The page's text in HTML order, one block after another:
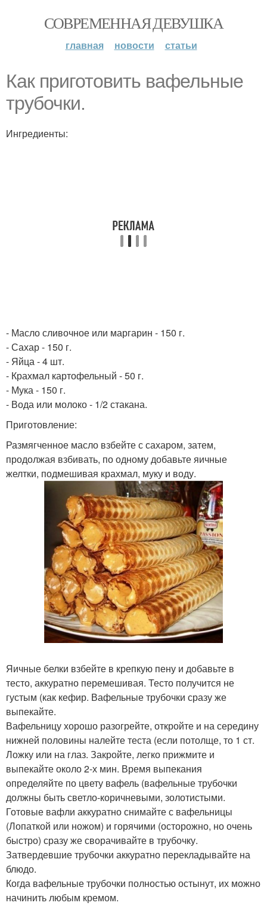
СОВРЕМЕННАЯ ДЕВУШКА
главная новости статьи
Как приготовить вафельные
трубочки.
Ингредиенты:
- Масло сливочное или маргарин - 150 г.
- Сахар - 150 г.
- Яйца - 4 шт.
- Крахмал картофельный - 50 г.
- Мука - 150 г.
- Вода или молоко - 1/2 стакана.
Приготовление:
Размягченное масло взбейте с сахаром, затем,
продолжая взбивать, по одному добавьте яичные
желтки, подмешивая крахмал, муку и воду.
Яичные белки взбейте в крепкую пену и добавьте в
тесто, аккуратно перемешивая. Тесто получится не
густым (как кефир. Вафельные трубочки сразу же
выпекайте.
Вафельницу хорошо разогрейте, откройте и на середину
нижней половины налейте теста (если потолще, то 1 ст.
Ложку или на глаз. Закройте, легко прижмите и
выпекайте около 2-х мин. Время выпекания
определяйте по цвету вафель (вафельные трубочки
должны быть светло-коричневыми, золотистыми.
Готовые вафли аккуратно снимайте с вафельницы
(Лопаткой или ножом) и горячими (осторожно, но очень
быстро) сразу же сворачивайте в трубочку.
Затвердевшие трубочки аккуратно перекладывайте на
блюдо.
Когда вафельные трубочки полностью остынут, их можно
начинить любым кремом.